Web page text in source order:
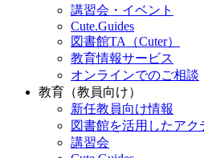
講習会・イベント
Cute.Guides
図書館TA（Cuter）
教育情報サービス
オンラインでのご相談
教育（教員向け）
新任教員向け情報
図書館を活用したア
講習会